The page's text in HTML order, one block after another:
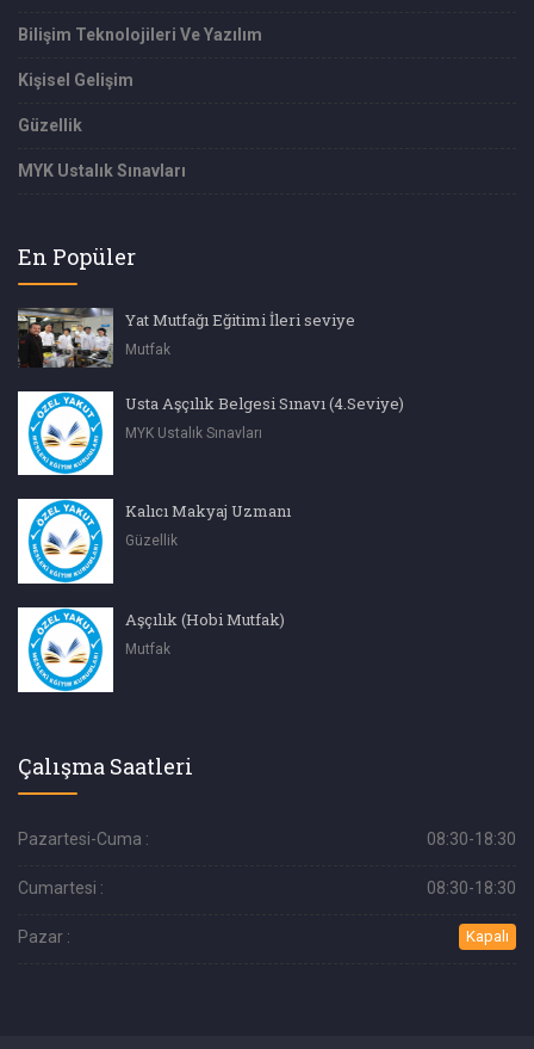
Bilişim Teknolojileri Ve Yazılım
Kişisel Gelişim
Güzellik
MYK Ustalık Sınavları
En Popüler
Yat Mutfağı Eğitimi İleri seviye
Mutfak
Usta Aşçılık Belgesi Sınavı (4.Seviye)
MYK Ustalık Sınavları
Kalıcı Makyaj Uzmanı
Güzellik
Aşçılık (Hobi Mutfak)
Mutfak
Çalışma Saatleri
Pazartesi-Cuma : 08:30-18:30
Cumartesi : 08:30-18:30
Pazar : Kapalı